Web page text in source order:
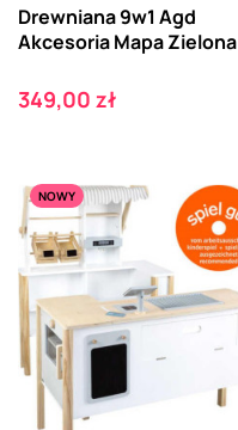
Drewniana 9w1 Agd
Akcesoria Mapa Zielona
Cena
349,00 zł
NOWY